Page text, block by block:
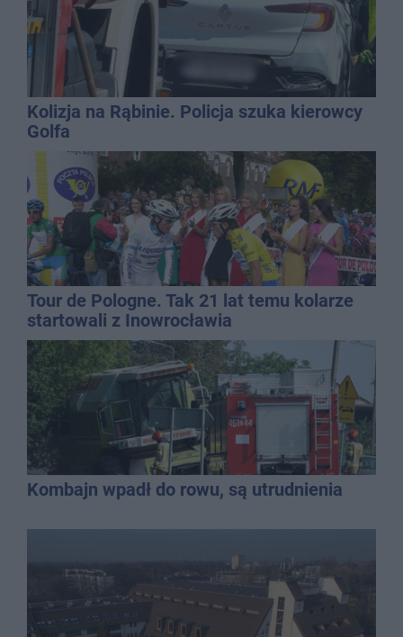
Kolizja na Rąbinie. Policja szuka kierowcy
Golfa
Tour de Pologne. Tak 21 lat temu kolarze
startowali z Inowrocławia
Kombajn wpadł do rowu, są utrudnienia